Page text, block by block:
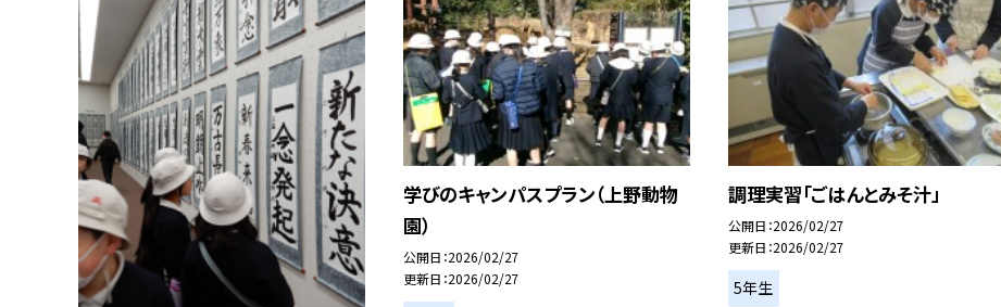
学びのキャンパスプラン（上野動物
園）
公開日 2026/02/27
更新日 2026/02/27
調理実習「ごはんとみそ汁」
公開日 2026/02/27
更新日 2026/02/27
5年生